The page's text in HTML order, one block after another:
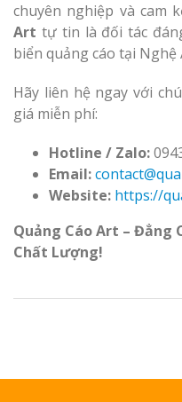
chuyên nghiệp và cam
Art tự tin là đối tác
biển quảng cáo tại Nghệ
Hãy liên hệ ngay với
giá miễn phí:
Hotline / Zalo:
Email:
Website: https://
Quảng Cáo Art – Đẳng
Chất Lượng!